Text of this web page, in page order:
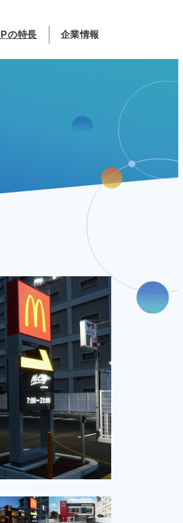
の特長 企業情報